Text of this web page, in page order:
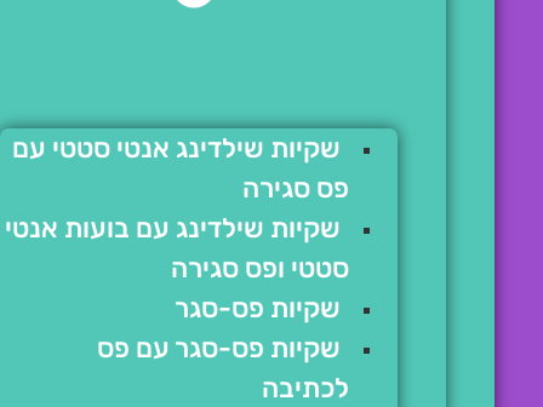
שקיות שילדינג אנטי סטטי עם
פס סגירה
שקיות שילדינג עם בועות אנטי
סטטי ופס סגירה
שקיות פס-סגר
שקיות פס-סגר עם פס
לכתיבה